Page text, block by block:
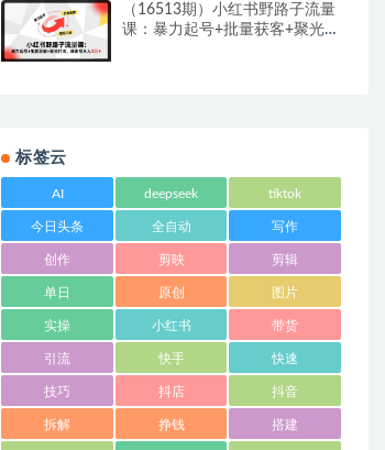
（16513期）小红书野路子流量
课：暴力起号+批量获客+聚光打
标签云
AI deepseek tiktok
今日头条 全自动 写作
创作 剪映 剪辑
单日 原创 图片
实操 小红书 带货
引流 快手 快速
技巧 抖店 抖音
拆解 挣钱 搭建